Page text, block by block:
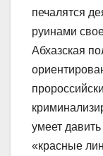
печалятся
руинами
Абхазская
умеет
«красные